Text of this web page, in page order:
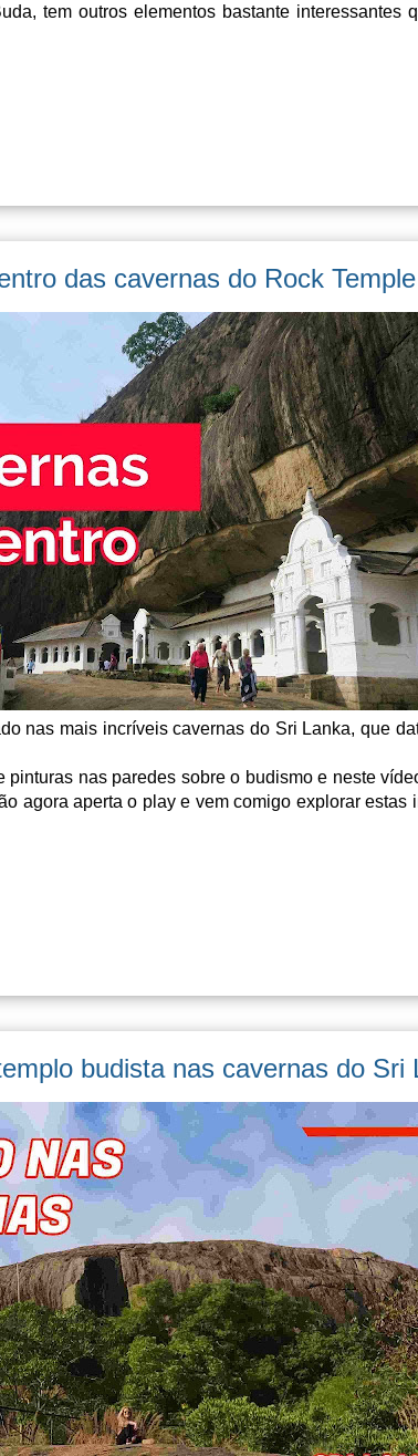
tem outros elementos bastante interessantes
das cavernas do Rock Temple
nas mais incríveis cavernas do Sri Lanka, que
nas paredes sobre o budismo e neste
agora aperta o play e vem comigo explorar estas
budista nas cavernas do Sri